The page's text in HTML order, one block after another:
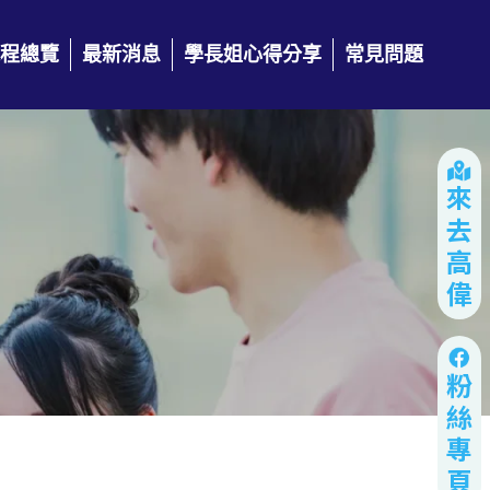
來去高偉
粉絲專頁
總覽 最新消息 學長姐心得分享 常見問題